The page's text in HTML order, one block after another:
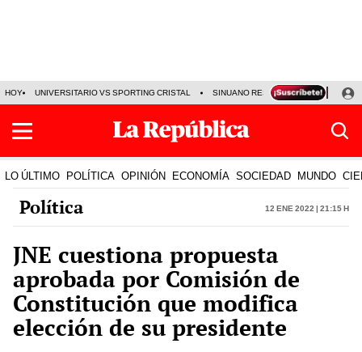
HOY UNIVERSITARIO VS SPORTING CRISTAL SINUANO RESULTADOS HOY
LO ÚLTIMO POLÍTICA OPINIÓN ECONOMÍA SOCIEDAD MUNDO
Política 12 Ene 2022 | 21:15 h
JNE cuestiona propuesta
aprobada por Comisión de
Constitución que modifica
elección de su presidente